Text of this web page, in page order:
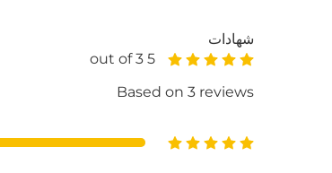
شهادات
5 out of 3
Based on 3 reviews